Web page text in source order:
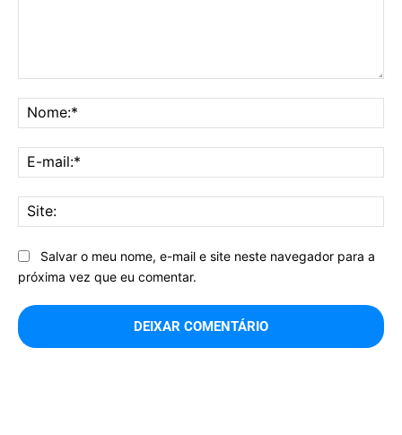
Salvar o meu nome, e-mail e site neste navegador para a
próxima vez que eu comentar.